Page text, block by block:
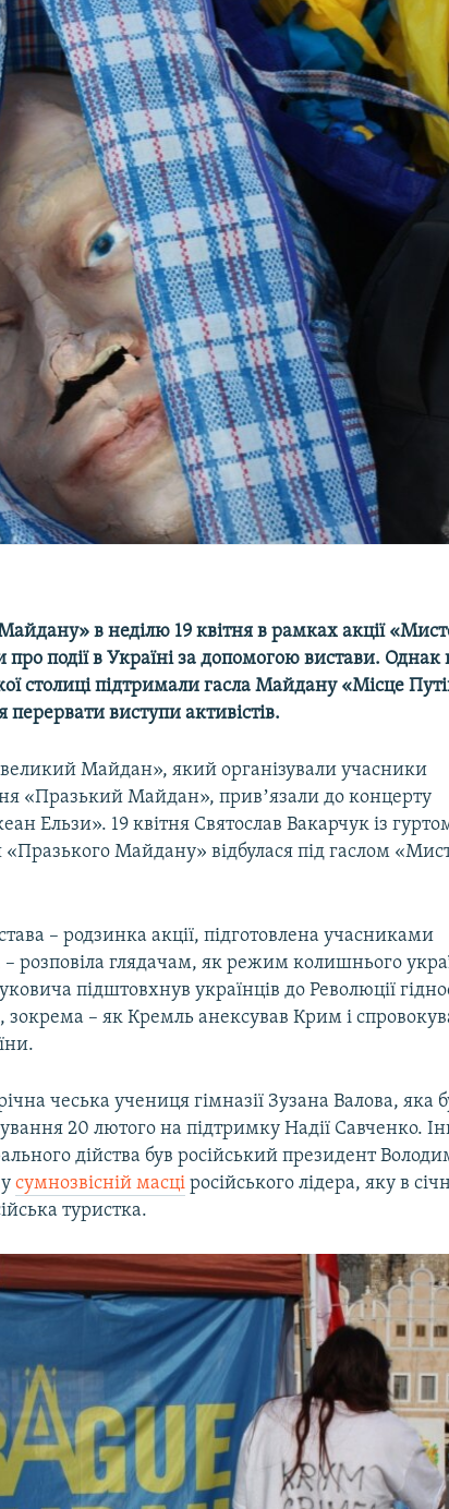
в неділю 19 квітня в рамках акції
про події в Україні за допомогою вистави. Однак
столиці підтримали гасла Майдану «Місце
перервати виступи активістів.
Майдан», який організували учасники
«Празький Майдан», привʼязали до концерту
Ельзи». 19 квітня Святослав Вакарчук із
«Празького Майдану» відбулася під гаслом
– родзинка акції, підготовлена учасниками
розповіла глядачам, як режим колишнього
підштовхнув українців до Революції
зокрема – як Кремль анексував Крим і
чеська учениця гімназії Зузана Валова, яка
20 лютого на підтримку Надії Савченко.
дійства був російський президент
усумнозвісній масці російського лідера, яку в
туристка.